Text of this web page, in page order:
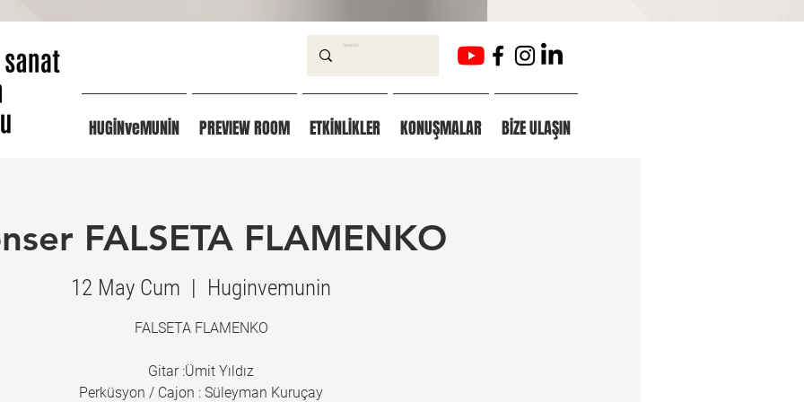
HUGİNveMUNİN PREVIEW ROOM ETKİNLİKLER KONUŞMALAR BİZE ULAŞIN
FALSETA FLAMENKO
12 May Cum
  |
Huginvemunin
FALSETA FLAMENKO
Gitar :Ümit Yıldız
Perküsyon / Cajon : Süleyman Kuruçay